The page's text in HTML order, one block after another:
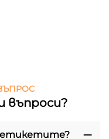
въпроси?
етикетите?